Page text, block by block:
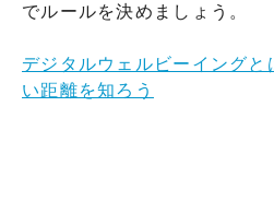
でルールを決めましょう。
デジタルウェルビーイングと
い距離を知ろう